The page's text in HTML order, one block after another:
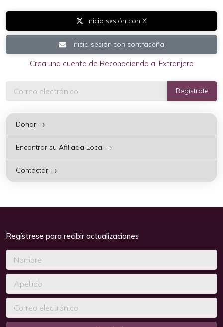
Inicia sesión con X
Inicia sesión con contraseña
Crea una cuenta de Reconociendo al Extranjero
Donar →
Encontrar su Afiliada Local →
Contactar →
Regístrese para recibir actualizaciones